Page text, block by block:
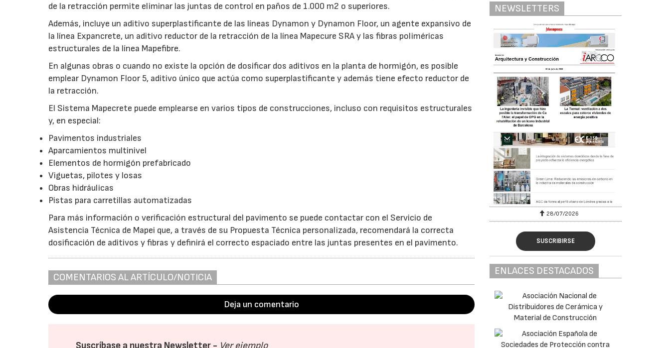
de la retracción permite eliminar las juntas de control en paños de 1.000 m2 o superiores.
Además, incluye un aditivo superplastificante de las líneas Dynamon y Dynamon Floor, un agente expansivo de
la línea Expancrete, un aditivo reductor de la retracción de la línea Mapecure SRA y las fibras poliméricas
estructurales de la línea Mapefibre.
En algunas obras o cuando no existe la opción de dosificar dos aditivos en la planta de hormigón, es posible
emplear Dynamon Floor 5, aditivo único que actúa como superplastificante y además tiene efecto reductor de
la retracción.
El Sistema Mapecrete puede emplearse en varios tipos de construcciones, incluso con requisitos estructurales
y, en especial:
Pavimentos industriales
Aparcamientos multinivel
Elementos de hormigón prefabricado
Viguetas, pilotes y losas
Obras hidráulicas
Pistas para carretillas automatizadas
Para más información o verificación estructural del pavimento se puede contactar con el Servicio de
Asistencia Técnica de Mapei que, a través de su Propuesta Técnica personalizada, recomendará la correcta
dosificación de aditivos y fibras y definirá el correcto espaciado entre las juntas presentes en el pavimento.
COMENTARIOS AL ARTÍCULO/NOTICIA
Deja un comentario
Suscríbase a nuestra Newsletter - Ver ejemplo
NEWSLETTERS
30/07/2026 28/07/2026
SUSCRIBIRSE
ENLACES DESTACADOS